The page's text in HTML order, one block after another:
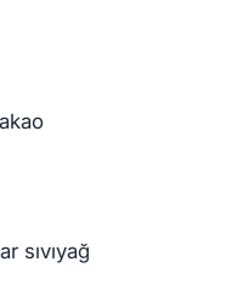
sıvıyağ